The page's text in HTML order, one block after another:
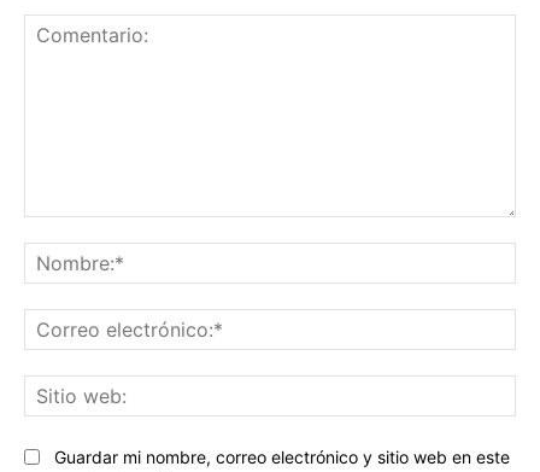
Guardar mi nombre, correo electrónico y sitio web en este